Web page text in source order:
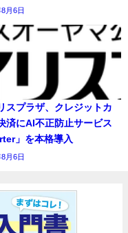
月6日
スプラザ、クレジットカ
済にAI不正防止サービス
」を本格導入
月6日